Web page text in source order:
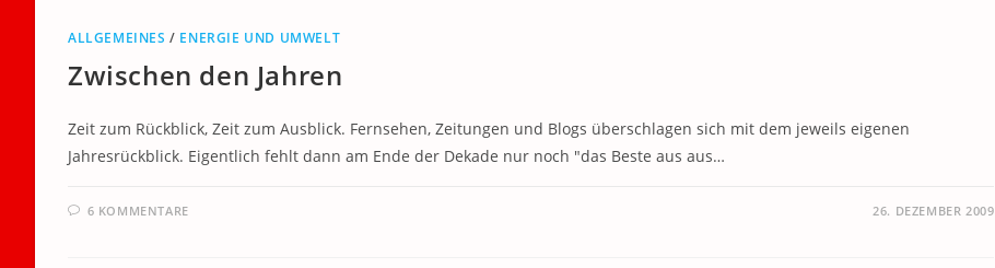
ALLGEMEINES / ENERGIE UND UMWELT
Zwischen den Jahren
Zeit zum Rückblick, Zeit zum Ausblick. Fernsehen, Zeitungen und Blogs überschlagen sich mit dem jeweils eigenen
Jahresrückblick. Eigentlich fehlt dann am Ende der Dekade nur noch "das Beste aus aus…
6 KOMMENTARE 26. DEZEMBER 2009